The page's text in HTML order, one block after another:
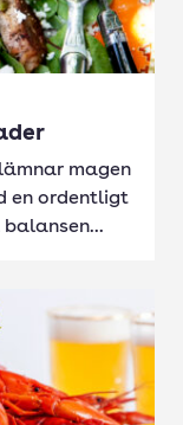
magen
en ordentligt